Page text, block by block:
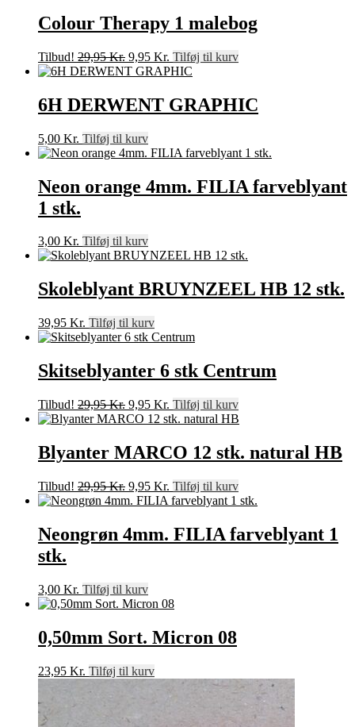
Colour Therapy 1 malebog
Tilbud! 29,95Kr. Den
oprindelige
var:
29,95 Kr..
9,95 Kr. Den
aktuelle
er:
9,95 Kr..
Tilføj til kurv
6H DERWENT GRAPHIC
5,00 Kr. Tilføj til kurv
Neon orange 4mm. FILIA farveblyant
1 stk.
3,00 Kr. Tilføj til kurv
Skoleblyant BRUYNZEEL HB 12 stk.
39,95 Kr. Tilføj til kurv
Skitseblyanter 6 stk Centrum
Tilbud! 29,95Kr. Den
oprindelige
var:
29,95 Kr..
9,95 Kr. Den
aktuelle
er:
9,95 Kr..
Tilføj til kurv
Blyanter MARCO 12 stk. natural HB
Tilbud! 29,95Kr. Den
oprindelige
var:
29,95 Kr..
9,95 Kr. Den
aktuelle
er:
9,95 Kr..
Tilføj til kurv
Neongrøn 4mm. FILIA farveblyant 1
stk.
3,00 Kr. Tilføj til kurv
0,50mm Sort. Micron 08
23,95 Kr. Tilføj til kurv